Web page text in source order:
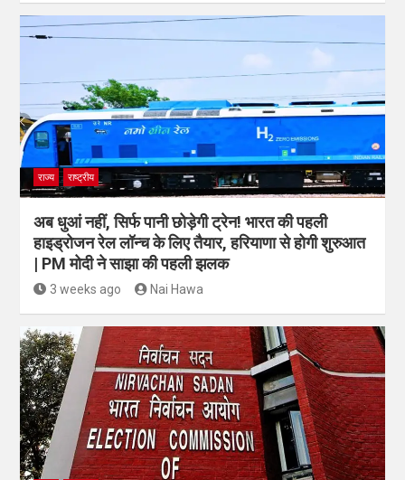
राज्य राष्ट्रीय
अब धुआं नहीं, सिर्फ पानी छोड़ेगी ट्रेन! भारत की पहली
हाइड्रोजन रेल लॉन्च के लिए तैयार, हरियाणा से होगी शुरुआत
| PM मोदी ने साझा की पहली झलक
3 weeks ago Nai Hawa